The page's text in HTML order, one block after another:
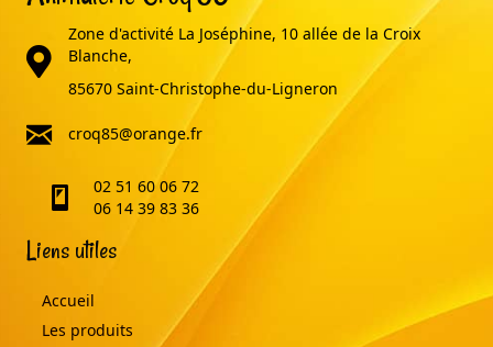
adresse
Zone d'activité La Joséphine, 10 allée de la Croix
Blanche,
85670 Saint-Christophe-du-Ligneron
email
croq85@orange.fr
telephone02 51 60 06 72
06 14 39 83 36
Liens utiles
Accueil
Les produits